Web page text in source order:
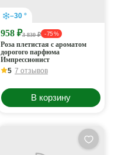
–30 °
958 ₽3 830 ₽ - 75 %
Роза плетистая с ароматом
дорогого парфюма
Импрессионист
5 7 отзывов
В корзину